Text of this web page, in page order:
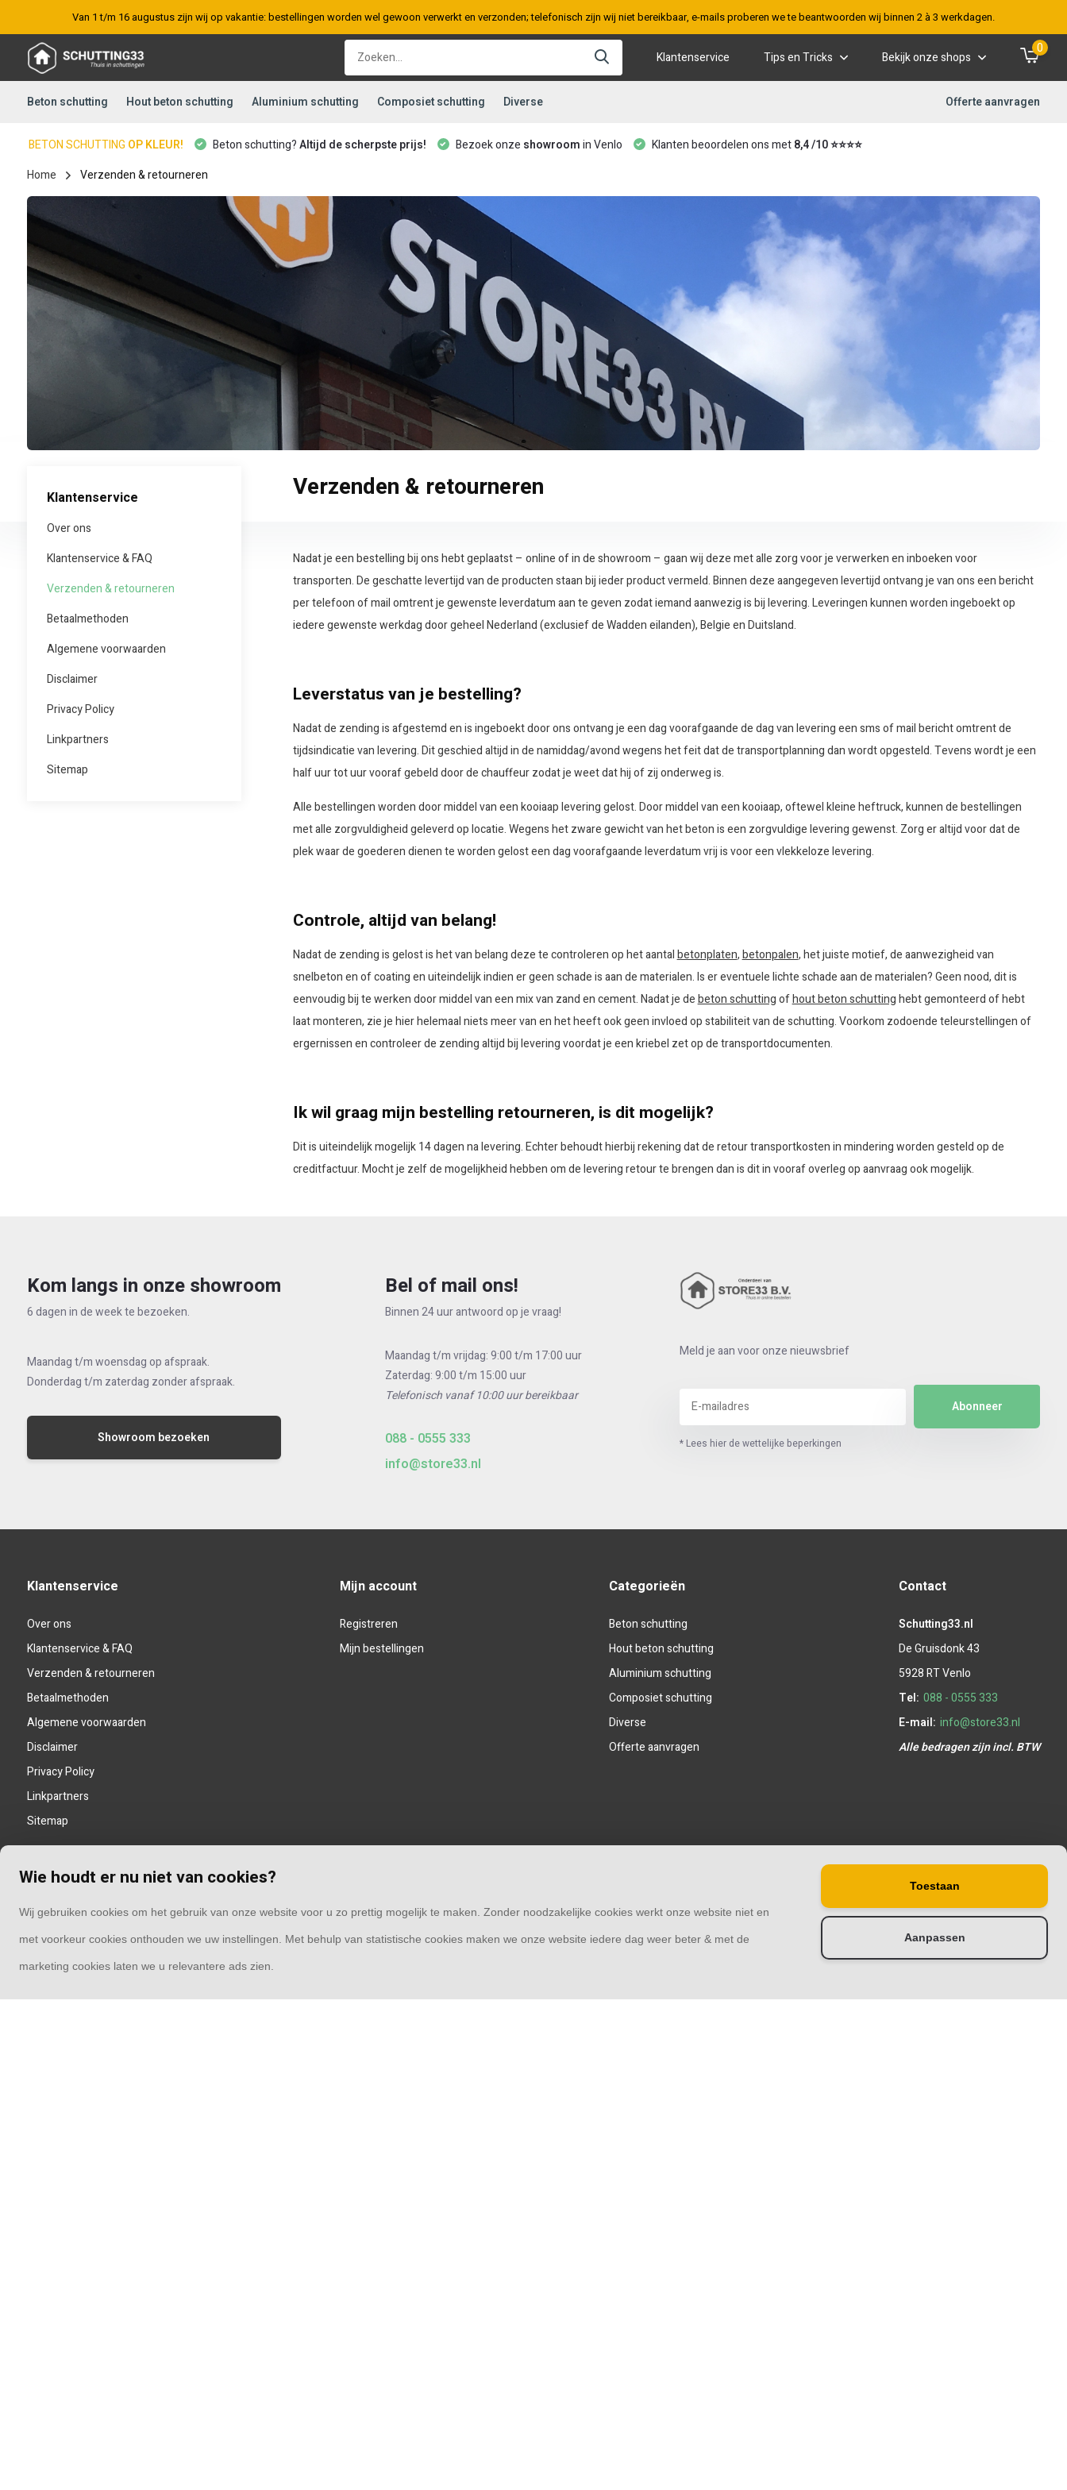
Van 1 t/m 16 augustus zijn wij op vakantie: bestellingen worden wel gewoon verwerkt en verzonden; telefonisch zijn wij niet bereikbaar, e-mails proberen we te beantwoorden wij binnen 2 à 3 werkdagen.
Klantenservice Tips en Tricks Bekijk onze shops
0
Beton schutting Hout beton schutting Aluminium schutting Composiet schutting Diverse Offerte aanvragen
BETON SCHUTTING OP KLEUR! Beton schutting?Altijd de scherpste prijs! Bezoek onze showroomin Venlo Klanten beoordelen ons met8,4 /10 ⭐⭐⭐⭐
Home
Verzenden & retourneren
Klantenservice
Over ons
Klantenservice & FAQ
Verzenden & retourneren
Betaalmethoden
Algemene voorwaarden
Disclaimer
Privacy Policy
Linkpartners
Sitemap
Verzenden & retourneren
Nadat je een bestelling bij ons hebt geplaatst – online of in de showroom – gaan wij deze met alle zorg voor je verwerken en inboeken voor
transporten. De geschatte levertijd van de producten staan bij ieder product vermeld. Binnen deze aangegeven levertijd ontvang je van ons een bericht
per telefoon of mail omtrent je gewenste leverdatum aan te geven zodat iemand aanwezig is bij levering. Leveringen kunnen worden ingeboekt op
iedere gewenste werkdag door geheel Nederland (exclusief de Wadden eilanden), Belgie en Duitsland.
Leverstatus van je bestelling?
Nadat de zending is afgestemd en is ingeboekt door ons ontvang je een dag voorafgaande de dag van levering een sms of mail bericht omtrent de
tijdsindicatie van levering. Dit geschied altijd in de namiddag/avond wegens het feit dat de transportplanning dan wordt opgesteld. Tevens wordt je een
half uur tot uur vooraf gebeld door de chauffeur zodat je weet dat hij of zij onderweg is.
Alle bestellingen worden door middel van een kooiaap levering gelost. Door middel van een kooiaap, oftewel kleine heftruck, kunnen de bestellingen
met alle zorgvuldigheid geleverd op locatie. Wegens het zware gewicht van het beton is een zorgvuldige levering gewenst. Zorg er altijd voor dat de
plek waar de goederen dienen te worden gelost een dag voorafgaande leverdatum vrij is voor een vlekkeloze levering.
Controle, altijd van belang!
Nadat de zending is gelost is het van belang deze te controleren op het aantalbetonplaten,betonpalen, het juiste motief, de aanwezigheid van
snelbeton en of coating en uiteindelijk indien er geen schade is aan de materialen. Is er eventuele lichte schade aan de materialen? Geen nood, dit is
eenvoudig bij te werken door middel van een mix van zand en cement. Nadat je debeton schuttingofhout beton schuttinghebt gemonteerd of hebt
laat monteren, zie je hier helemaal niets meer van en het heeft ook geen invloed op stabiliteit van de schutting. Voorkom zodoende teleurstellingen of
ergernissen en controleer de zending altijd bij levering voordat je een kriebel zet op de transportdocumenten.
Ik wil graag mijn bestelling retourneren, is dit mogelijk?
Dit is uiteindelijk mogelijk 14 dagen na levering. Echter behoudt hierbij rekening dat de retour transportkosten in mindering worden gesteld op de
creditfactuur. Mocht je zelf de mogelijkheid hebben om de levering retour te brengen dan is dit in vooraf overleg op aanvraag ook mogelijk.
Kom langs in onze showroom
6 dagen in de week te bezoeken.
Maandag t/m woensdag op afspraak.
Donderdag t/m zaterdag zonder afspraak.
Showroom bezoeken
Bel of mail ons!
Binnen 24 uur antwoord op je vraag!
Maandag t/m vrijdag: 9:00 t/m 17:00 uur
Zaterdag: 9:00 t/m 15:00 uur
Telefonisch vanaf 10:00 uur bereikbaar
088 - 0555 333
info@store33.nl
Meld je aan voor onze nieuwsbrief
Abonneer
* Lees hier de wettelijke beperkingen
Klantenservice
Over ons
Klantenservice & FAQ
Verzenden & retourneren
Betaalmethoden
Algemene voorwaarden
Disclaimer
Privacy Policy
Linkpartners
Sitemap
Mijn account
Registreren
Mijn bestellingen
Categorieën
Beton schutting
Hout beton schutting
Aluminium schutting
Composiet schutting
Diverse
Offerte aanvragen
Contact
Schutting33.nl
De Gruisdonk 43
5928 RT Venlo
Tel: 088 - 0555 333
E-mail: info@store33.nl
Alle bedragen zijn incl. BTW
© Copyright 2026
Wie houdt er nu niet van cookies?
Wij gebruiken cookies om het gebruik van onze website voor u zo prettig mogelijk te maken. Zonder noodzakelijke cookies werkt onze website niet en
met voorkeur cookies onthouden we uw instellingen. Met behulp van statistische cookies maken we onze website iedere dag weer beter & met de
marketing cookies laten we u relevantere ads zien.
Toestaan
Aanpassen